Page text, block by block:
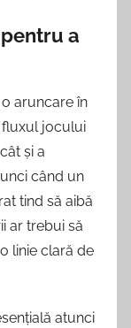
a
aruncare în
fluxul jocului
și a
când un
tind să aibă
ar trebui să
linie clară de
atunci